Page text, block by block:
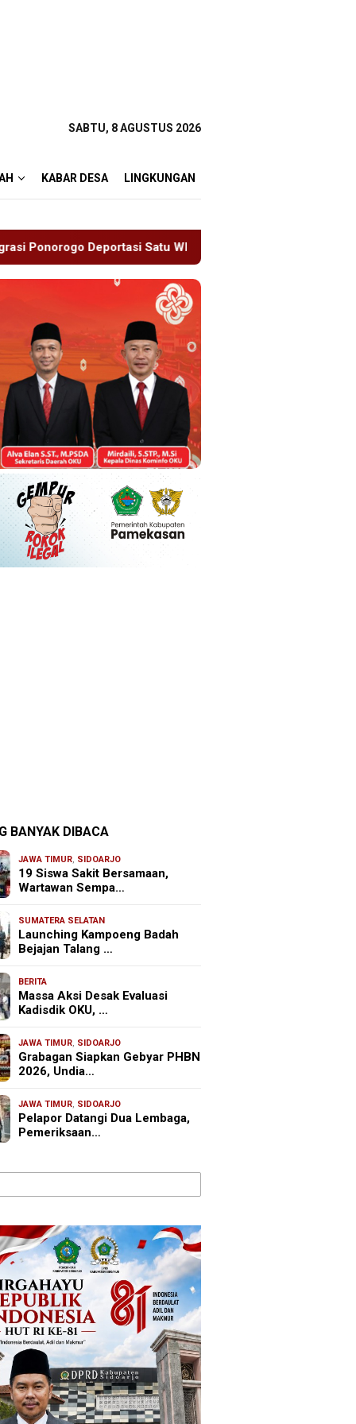
SABTU, 8 AGUSTUS 2026
KABAR DESA LINGKUNGAN
WN Tiongkok Salahgunakan Ijin Tinggal
BANYAK DIBACA
JAWA TIMUR, SIDOARJO
19 Siswa Sakit Bersamaan,
Wartawan Sempa…
SUMATERA SELATAN
Launching Kampoeng Badah
Bejajan Talang …
BERITA
Massa Aksi Desak Evaluasi
Kadisdik OKU, …
JAWA TIMUR, SIDOARJO
Grabagan Siapkan Gebyar PHBN
2026, Undia…
JAWA TIMUR, SIDOARJO
Pelapor Datangi Dua Lembaga,
Pemeriksaan…